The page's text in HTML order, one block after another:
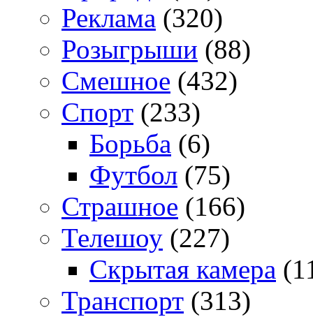
Реклама (320)
Розыгрыши (88)
Смешное (432)
Спорт (233)
Борьба (6)
Футбол (75)
Страшное (166)
Телешоу (227)
Скрытая камера
Транспорт (313)